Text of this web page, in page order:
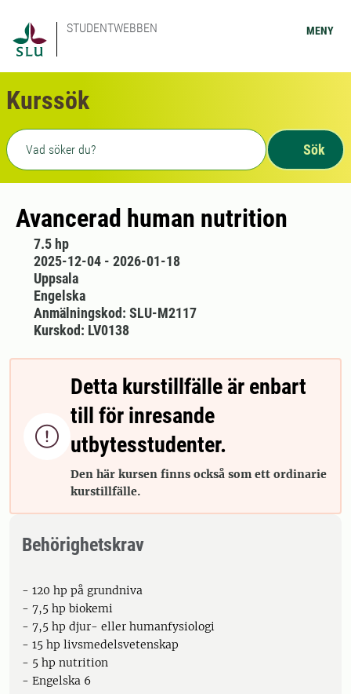
STUDENTWEBBEN MENY
Kurssök
Fritext sökning
Sök
Avancerad human nutrition
7.5 hp
2025-12-04 - 2026-01-18
Uppsala
Engelska
Anmälningskod: SLU-M2117
Kurskod: LV0138

Detta kurstillfälle är enbart
till för inresande
utbytesstudenter.
Den här kursen finns också som ett ordinarie
kurstillfälle.
Behörighetskrav
- 120 hp på grundniva
- 7,5 hp biokemi
- 7,5 hp djur- eller humanfysiologi
- 15 hp livsmedelsvetenskap
- 5 hp nutrition
- Engelska 6